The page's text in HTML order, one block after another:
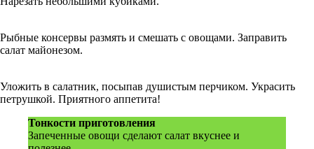
Рыбные консервы размять и смешать с овощами. Заправить
салат майонезом.
Уложить в салатник, посыпав душистым перчиком. Украсить
петрушкой. Приятного аппетита!
Тонкости приготовления
Запеченные овощи сделают салат вкуснее и